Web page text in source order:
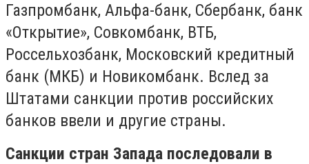
Газпромбанк, Альфа-банк, Сбербанк, банк
«Открытие», Совкомбанк, ВТБ,
Россельхозбанк, Московский кредитный
банк (МКБ) и Новикомбанк. Вслед за
Штатами санкции против российских
банков ввели и другие страны.
Санкции стран Запада последовали в